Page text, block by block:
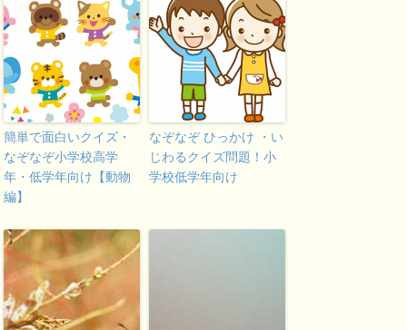
簡単で面白いクイズ・
なぞなぞ小学校高学
年・低学年向け【動物
編】
なぞなぞ ひっかけ ・い
じわるクイズ問題！小
学校低学年向け